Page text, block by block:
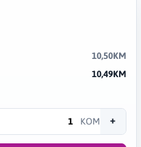
10,50KM
10,49KM
KOM +